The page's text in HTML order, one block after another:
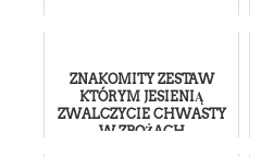
ZNAKOMITY ZESTAW
KTÓRYM JESIENIĄ
ZWALCZYCIE CHWASTY
W ZBOŻACH